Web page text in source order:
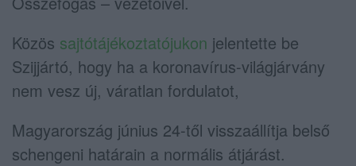
Közös sajtótájékoztatójukon jelentette be
Szijjártó, hogy ha a koronavírus-világjárvány
nem vesz új, váratlan fordulatot,
Magyarország június 24-től visszaállítja belső
schengeni határain a normális átjárást.